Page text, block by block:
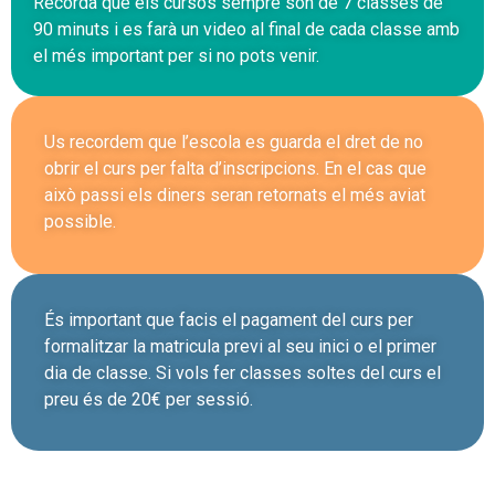
90 minuts i es farà un video al final de cada classe amb
el més important per si no pots venir.
Us recordem que l’escola es guarda el dret de no
obrir el curs per falta d’inscripcions. En el cas que
això passi els diners seran retornats el més aviat
possible.
És important que facis el pagament del curs per
formalitzar la matricula previ al seu inici o el primer
dia de classe. Si vols fer classes soltes del curs el
preu és de 20€ per sessió.